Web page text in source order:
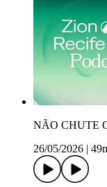
NÃO CHUTE
26/05/2026